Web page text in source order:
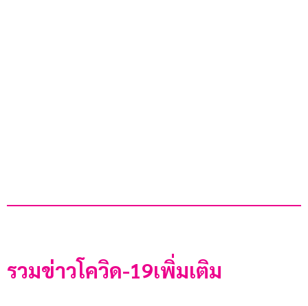
รวมข่าวโควิด-19เพิ่มเติม